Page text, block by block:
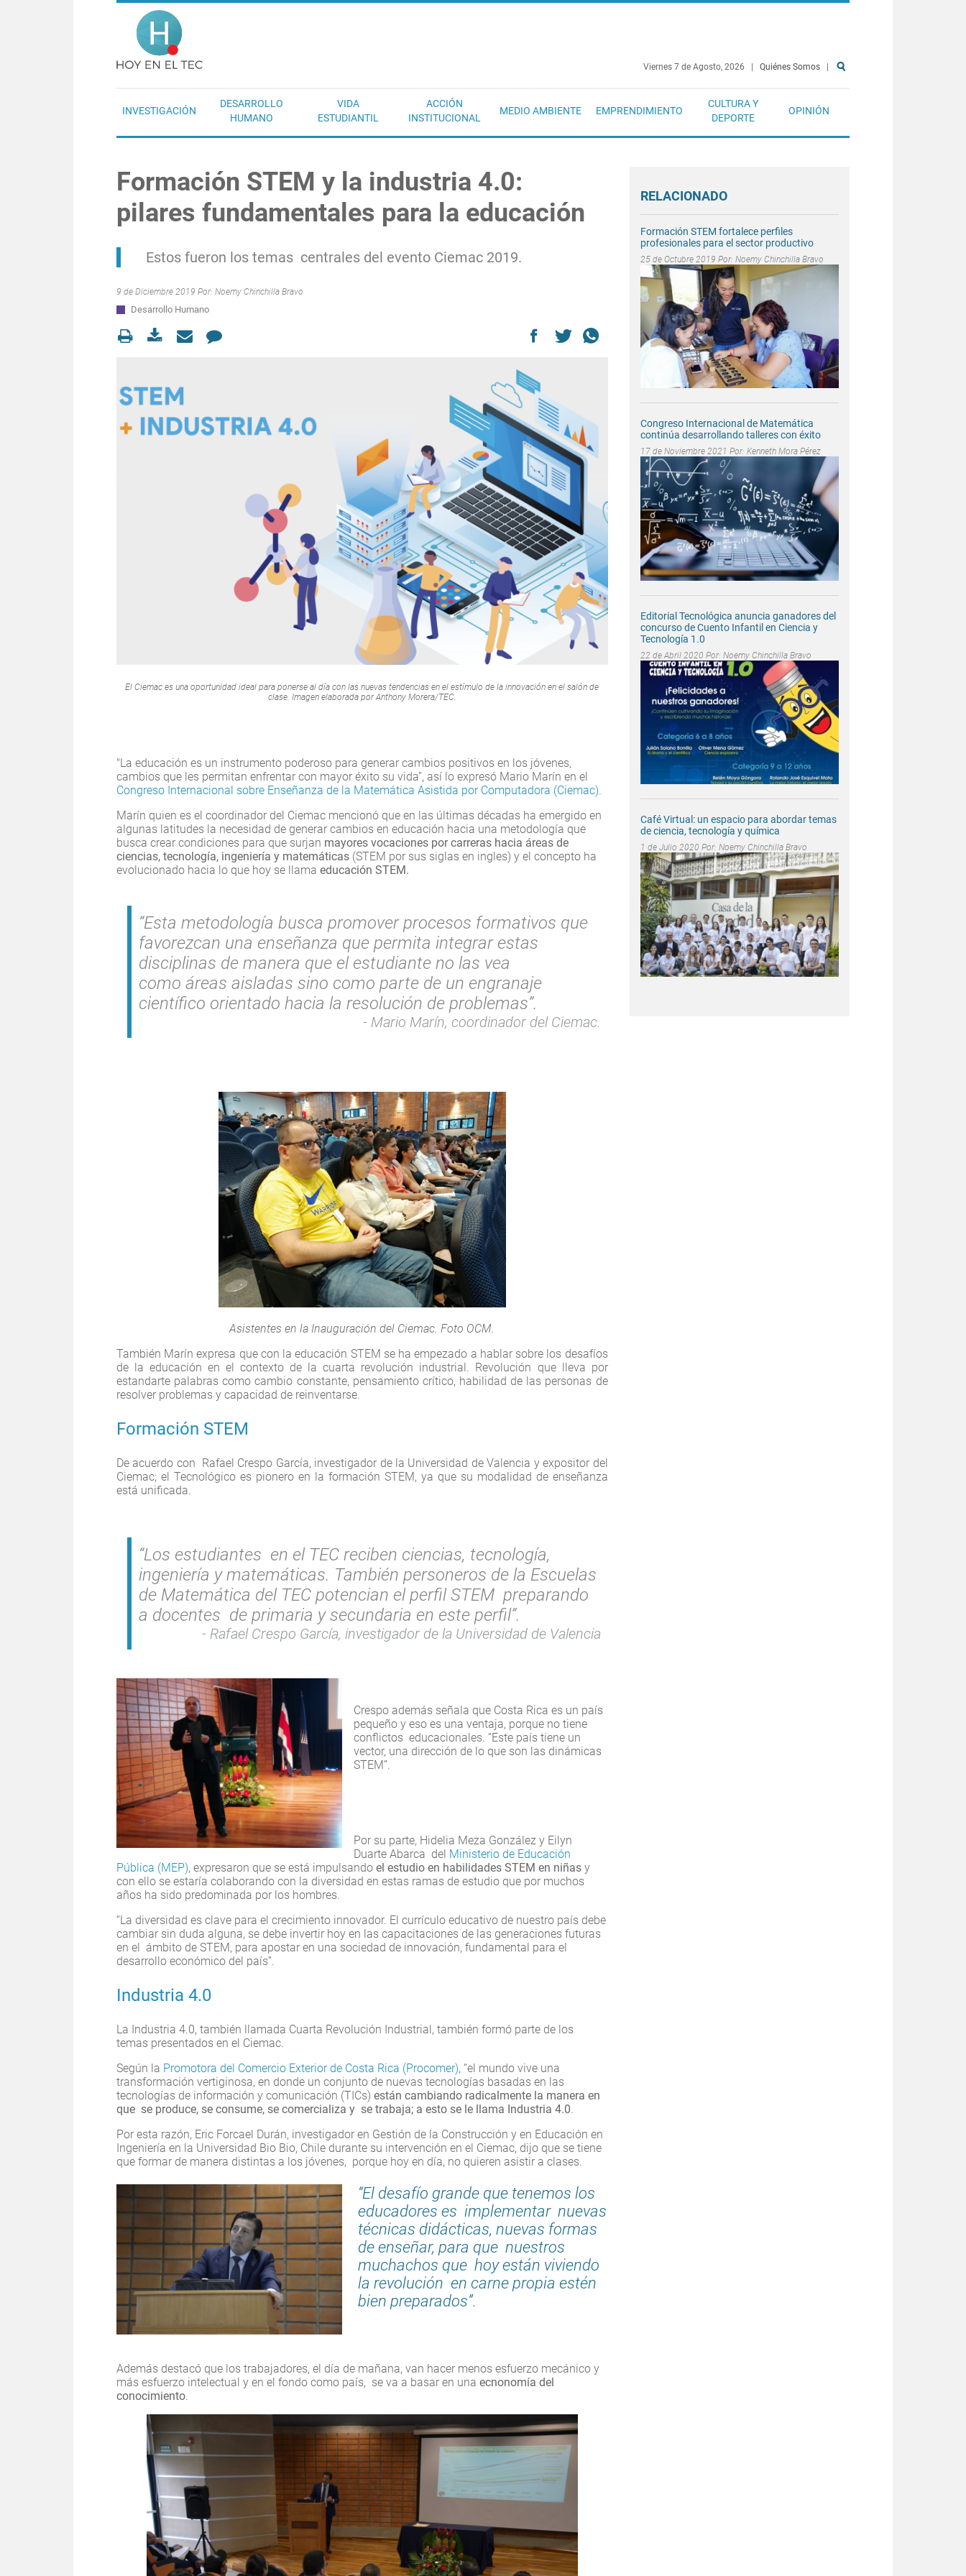
Pasar al contenido principal
Viernes 7 de Agosto, 2026 Quiénes Somos
INVESTIGACIÓN
DESARROLLO
HUMANO
VIDA
ESTUDIANTIL
ACCIÓN
INSTITUCIONAL
MEDIO AMBIENTE EMPRENDIMIENTO
CULTURA Y
DEPORTE
OPINIÓN
Formación STEM y la industria 4.0:
pilares fundamentales para la educación
Estos fueron los temas centrales del evento Ciemac 2019.
9 de Diciembre 2019 Por: Noemy Chinchilla Bravo
Desarrollo Humano
El Ciemac es una oportunidad ideal para ponerse al día con las nuevas tendencias en el estímulo de la innovación en el salón de
clase. Imagen elaborada por Anthony Morera/TEC.
"La educación es un instrumento poderoso para generar cambios positivos en los jóvenes,
cambios que les permitan enfrentar con mayor éxito su vida”, así lo expresó Mario Marín en el
Congreso Internacional sobre Enseñanza de la Matemática Asistida por Computadora (Ciemac).
Marín quien es el coordinador del Ciemac mencionó que en las últimas décadas ha emergido en
algunas latitudes la necesidad de generar cambios en educación hacia una metodología que
busca crear condiciones para que surjan mayores vocaciones por carreras hacia áreas de
ciencias, tecnología, ingeniería y matemáticas (STEM por sus siglas en ingles) y el concepto ha
evolucionado hacia lo que hoy se llama educación STEM.
“Esta metodología busca promover procesos formativos que
favorezcan una enseñanza que permita integrar estas
disciplinas de manera que el estudiante no las vea
como áreas aisladas sino como parte de un engranaje
científico orientado hacia la resolución de problemas”.
Mario Marín, coordinador del Ciemac.
Asistentes en la Inauguración del Ciemac. Foto OCM.
También Marín expresa que con la educación STEM se ha empezado a hablar sobre los desafíos
de la educación en el contexto de la cuarta revolución industrial. Revolución que lleva por
estandarte palabras como cambio constante, pensamiento crítico, habilidad de las personas de
resolver problemas y capacidad de reinventarse.
Formación STEM
De acuerdo con Rafael Crespo García, investigador de la Universidad de Valencia y expositor del
Ciemac; el Tecnológico es pionero en la formación STEM, ya que su modalidad de enseñanza
está unificada.
“Los estudiantes en el TEC reciben ciencias, tecnología,
ingeniería y matemáticas. También personeros de la Escuelas
de Matemática del TEC potencian el perfil STEM preparando
a docentes de primaria y secundaria en este perfil”.
Rafael Crespo García, investigador de la Universidad de Valencia
Crespo además señala que Costa Rica es un país
pequeño y eso es una ventaja, porque no tiene
conflictos educacionales. “Este país tiene un
vector, una dirección de lo que son las dinámicas
STEM”.
Por su parte, Hidelia Meza González y Eilyn
Duarte Abarca del Ministerio de Educación
Pública (MEP), expresaron que se está impulsando el estudio en habilidades STEM en niñas y
con ello se estaría colaborando con la diversidad en estas ramas de estudio que por muchos
años ha sido predominada por los hombres.
“La diversidad es clave para el crecimiento innovador. El currículo educativo de nuestro país debe
cambiar sin duda alguna, se debe invertir hoy en las capacitaciones de las generaciones futuras
en el ámbito de STEM, para apostar en una sociedad de innovación, fundamental para el
desarrollo económico del país”.
Industria 4.0
La Industria 4.0, también llamada Cuarta Revolución Industrial, también formó parte de los
temas presentados en el Ciemac.
Según la Promotora del Comercio Exterior de Costa Rica (Procomer), “el mundo vive una
transformación vertiginosa, en donde un conjunto de nuevas tecnologías basadas en las
tecnologías de información y comunicación (TICs) están cambiando radicalmente la manera en
que se produce, se consume, se comercializa y se trabaja; a esto se le llama Industria 4.0.
Por esta razón, Eric Forcael Durán, investigador en Gestión de la Construcción y en Educación en
Ingeniería en la Universidad Bio Bio, Chile durante su intervención en el Ciemac, dijo que se tiene
que formar de manera distintas a los jóvenes, porque hoy en día, no quieren asistir a clases.
“El desafío grande que tenemos los
educadores es implementar nuevas
técnicas didácticas, nuevas formas
de enseñar, para que nuestros
muchachos que hoy están viviendo
la revolución en carne propia estén
bien preparados”.
Además destacó que los trabajadores, el día de mañana, van hacer menos esfuerzo mecánico y
más esfuerzo intelectual y en el fondo como país, se va a basar en una ecnonomía del
conocimiento
RELACIONADO
Formación STEM fortalece perfiles
profesionales para el sector productivo
25 de Octubre 2019 Por: Noemy Chinchilla Bravo
Congreso Internacional de Matemática
continúa desarrollando talleres con éxito
17 de Noviembre 2021 Por: Kenneth Mora Pérez
Editorial Tecnológica anuncia ganadores del
concurso de Cuento Infantil en Ciencia y
Tecnología 1.0
22 de Abril 2020 Por: Noemy Chinchilla Bravo
Café Virtual: un espacio para abordar temas
de ciencia, tecnología y química
1 de Julio 2020 Por: Noemy Chinchilla Bravo